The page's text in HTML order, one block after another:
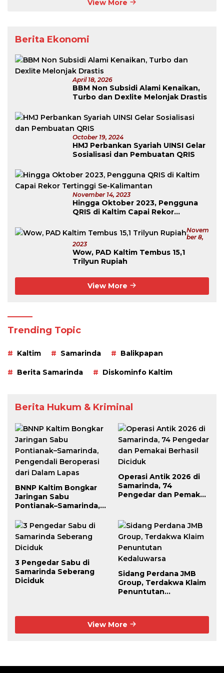
View More
Berita Ekonomi
April 18, 2026
BBM Non Subsidi Alami Kenaikan,
Turbo dan Dexlite Melonjak Drastis
October 19, 2024
HMJ Perbankan Syariah UINSI Gelar
Sosialisasi dan Pembuatan QRIS
November 14, 2023
Hingga Oktober 2023, Pengguna
QRIS di Kaltim Capai Rekor
Novem
Ber 8,
2023
Wow, PAD Kaltim Tembus 15,1
Trilyun Rupiah
View More
Trending Topic
Kaltim Samarinda Balikpapan
Berita Samarinda Diskominfo Kaltim
Berita Hukum & Kriminal
BNNP Kaltim Bongkar
Jaringan Sabu
Pontianak–Samarinda,
dari Dalam Lapas
Operasi Antik 2026 di
Samarinda, 74
Pengedar dan Pemakai
3 Pengedar Sabu di
Samarinda Seberang
Diciduk
Sidang Perdana JMB
Group, Terdakwa Klaim
Penuntutan
View More